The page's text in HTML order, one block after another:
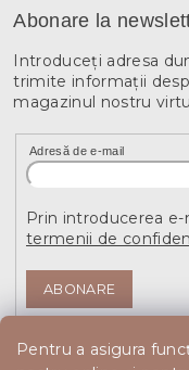
Pentru a asigura
Abonare la
Introduceţi adresa
trimite informaţii
magazinul nostru
Adresă de e-mail
Prin introducerea
termenii de
ABONARE